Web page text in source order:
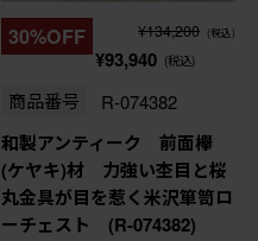
30%OFF ¥134,200 (税込)
¥93,940 (税込)
商品番号 R-074382
和製アンティーク 前面欅
(ケヤキ)材 力強い杢目と桜
丸金具が目を惹く米沢箪笥ロ
ーチェスト (R-074382)